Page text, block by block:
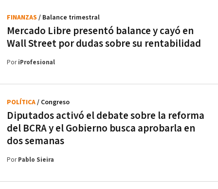
Mercado Libre presentó balance y cayó en
Wall Street por dudas sobre su rentabilidad
FINANZAS / Balance trimestral
PoriProfesional
Diputados activó el debate sobre la reforma
del BCRA y el Gobierno busca aprobarla en
dos semanas
POLÍTICA/ Congreso
PorPablo Sieira